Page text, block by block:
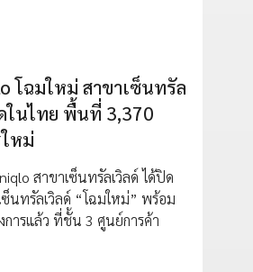
โฉมใหม่ สาขาเซ็นทรัล
ในไทย พื้นที่ 3,370
หม่
สาขาเซ็นทรัลเวิลด์ ได้ปิด
นทรัลเวิลด์ “โฉมใหม่” พร้อม
การแล้ว ที่ชั้น 3 ศูนย์การค้า